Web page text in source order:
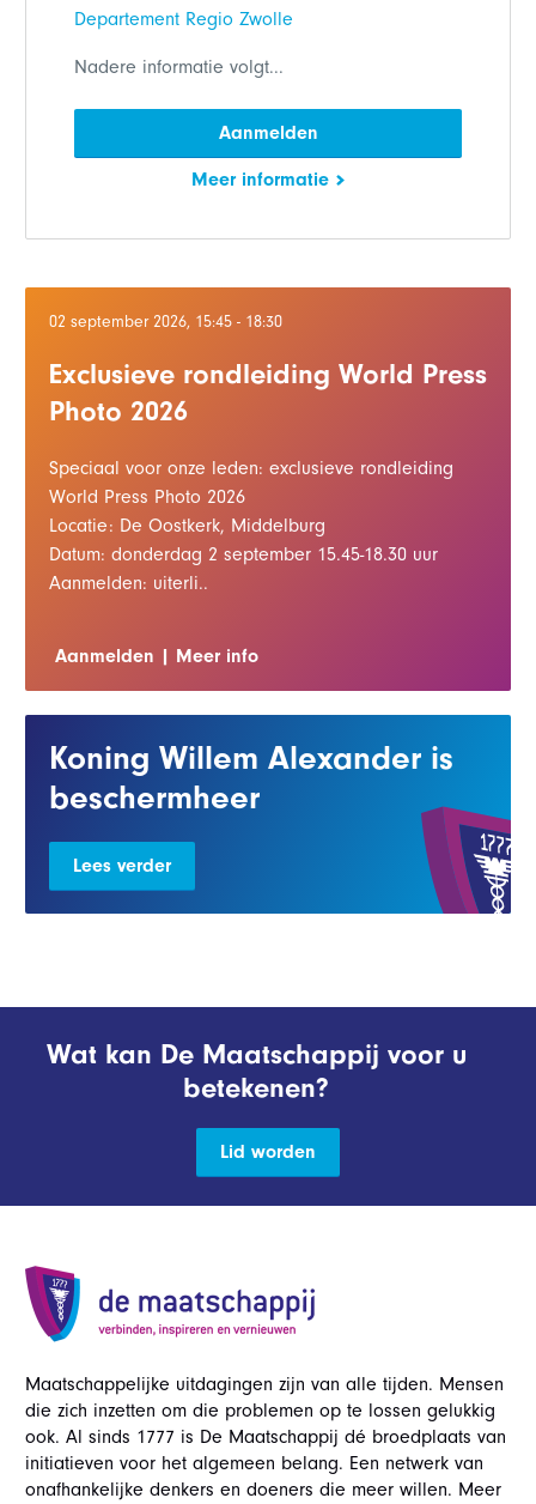
Departement Regio Zwolle
Nadere informatie volgt...
Aanmelden
Meer informatie
02 september 2026, 15:45 - 18:30
Exclusieve rondleiding World Press
Photo 2026
Speciaal voor onze leden: exclusieve rondleiding
World Press Photo 2026
Locatie: De Oostkerk, Middelburg
Datum: donderdag 2 september 15.45-18.30 uur
Aanmelden: uiterli..
Aanmelden Meer info
Koning Willem Alexander is
beschermheer
Lees verder
Wat kan De Maatschappij voor u
betekenen?
Lid worden
Maatschappelijke uitdagingen zijn van alle tijden. Mensen
die zich inzetten om die problemen op te lossen gelukkig
ook. Al sinds 1777 is De Maatschappij dé broedplaats van
initiatieven voor het algemeen belang. Een netwerk van
onafhankelijke denkers en doeners die meer willen. Meer